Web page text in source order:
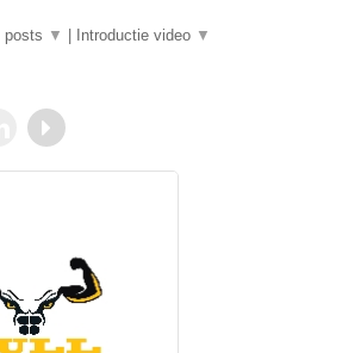
posts ▼ Introductie video ▼